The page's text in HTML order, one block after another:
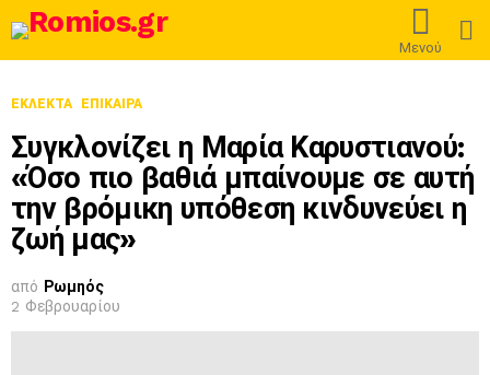
Μενού
ΕΚΛΕΚΤΆ ΕΠΊΚΑΙΡΑ
Συγκλονίζει η Μαρία Καρυστιανού:
«Όσο πιο βαθιά μπαίνουμε σε αυτή
την βρόμικη υπόθεση κινδυνεύει η
ζωή μας»
από Ρωμηός
2 Φεβρουαρίου